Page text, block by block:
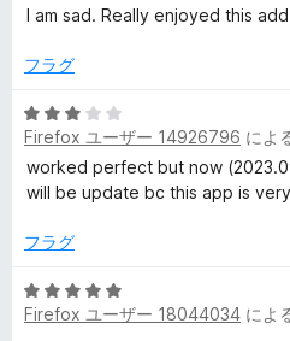
評
I am sad. Really enjoyed this
フラグ
5
段
階
中
の
価
Firefox ユーザー 14926796 によ
worked perfect but now
will be update bc this app is
フラグ
5
段
Firefox ユーザー 18044034 によ